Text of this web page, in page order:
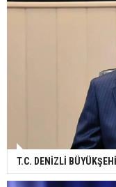
T.C. DENİZLİ